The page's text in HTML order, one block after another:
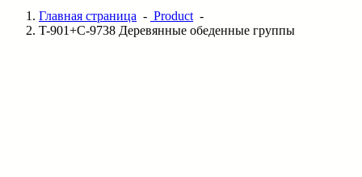
Главная страница - Product-
T-901+C-9738 Деревянные обеденные группы